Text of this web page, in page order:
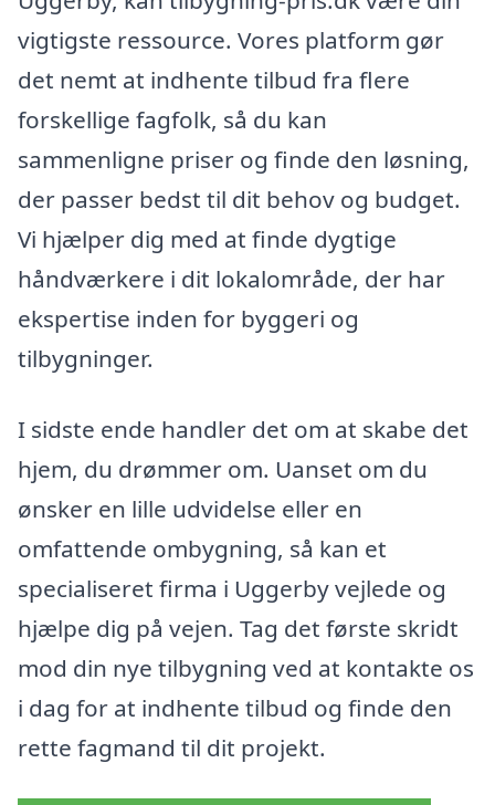
vigtigste ressource. Vores platform gør
det nemt at indhente tilbud fra flere
forskellige fagfolk, så du kan
sammenligne priser og finde den løsning,
der passer bedst til dit behov og budget.
Vi hjælper dig med at finde dygtige
håndværkere i dit lokalområde, der har
ekspertise inden for byggeri og
tilbygninger.
I sidste ende handler det om at skabe det
hjem, du drømmer om. Uanset om du
ønsker en lille udvidelse eller en
omfattende ombygning, så kan et
specialiseret firma i Uggerby vejlede og
hjælpe dig på vejen. Tag det første skridt
mod din nye tilbygning ved at kontakte os
i dag for at indhente tilbud og finde den
rette fagmand til dit projekt.